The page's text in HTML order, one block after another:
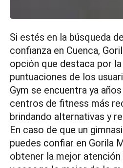
Si estés en la búsqueda
confianza en Cuenca,
opción que destaca por
puntuaciones de los
Gym se encuentra ya
centros de fitness más
brindando alternativas y
En caso de que un
puedes confiar en Gorila
obtener la mejor